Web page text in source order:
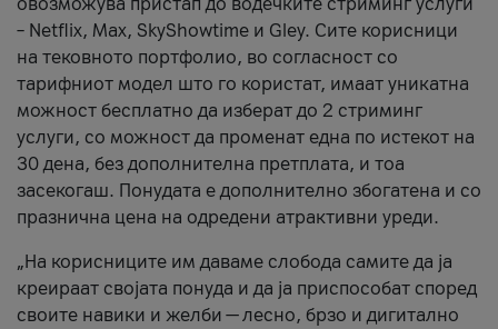
– Netflix, Max, SkyShowtime и Gley. Сите корисници
на тековното портфолио, во согласност со
тарифниот модел што го користат, имаат уникатна
можност бесплатно да изберат до 2 стриминг
услуги, со можност да променат една по истекот на
30 дена, без дополнителна претплата, и тоа
засекогаш. Понудата е дополнително збогатена и со
празнична цена на одредени атрактивни уреди.
„На корисниците им даваме слобода самите да ја
креираат својата понуда и да ја приспособат според
своите навики и желби — лесно, брзо и дигитално